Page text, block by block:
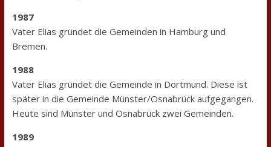
1987
Vater Elias gründet die Gemeinden in Hamburg und
Bremen.
1988
Vater Elias gründet die Gemeinde in Dortmund. Diese ist
später in die Gemeinde Münster/Osnabrück aufgegangen.
Heute sind Münster und Osnabrück zwei Gemeinden.
1989